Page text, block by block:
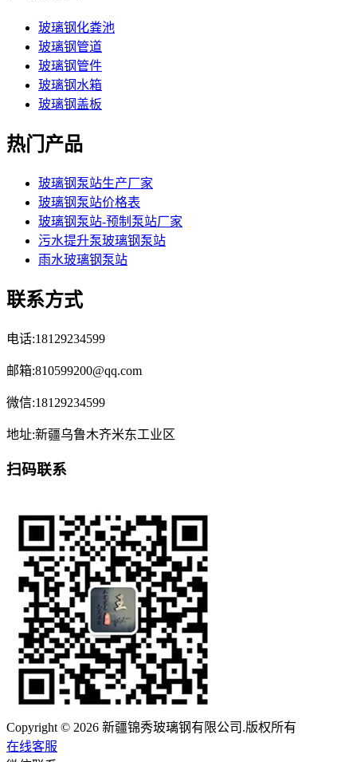
玻璃钢化粪池
玻璃钢管道
玻璃钢管件
玻璃钢水箱
玻璃钢盖板
热门产品
玻璃钢泵站生产厂家
玻璃钢泵站价格表
玻璃钢泵站-预制泵站厂家
污水提升泵玻璃钢泵站
雨水玻璃钢泵站
联系方式
电话:18129234599
邮箱:810599200@qq.com
微信:18129234599
地址:新疆乌鲁木齐米东工业区
扫码联系
Copyright © 2026 新疆锦秀玻璃钢有限公司.版权所有
在线客服